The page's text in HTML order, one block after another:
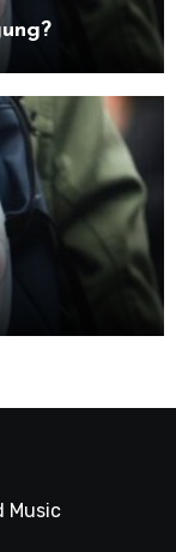
Music